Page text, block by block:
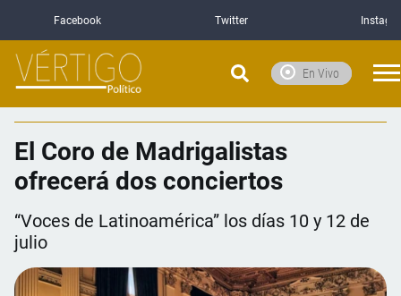
Facebook Twitter
En Vivo
El Coro de Madrigalistas
ofrecerá dos conciertos
“Voces de Latinoamérica” los días 10 y 12 de
julio